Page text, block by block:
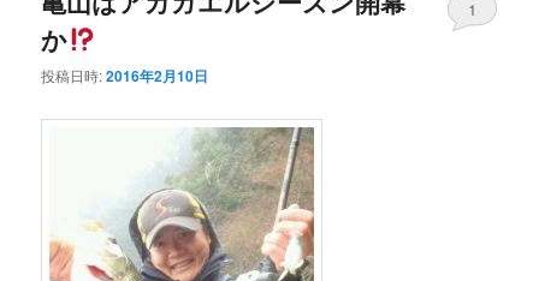
か
投稿日時:2016年2月10日
1